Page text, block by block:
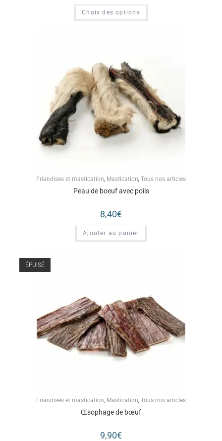
Choix des options
Friandises et mastication, Mastication, Tous nos articles
Peau de boeuf avec poils
8,40€
Ajouter au panier
ÉPUISÉ
Friandises et mastication Mastication Tous nos articles
Œsophage de bœuf
9,90€